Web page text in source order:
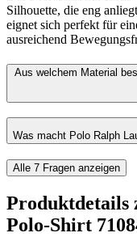
Silhouette, die eng
eignet sich perfekt für
ausreichend
Aus welchem Material
Was macht Polo Ralph
Alle 7 Fragen anzeigen
Produktdetails
Polo-Shirt